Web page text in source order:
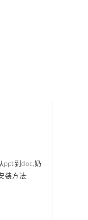
ppt到doc,奶
装方法: